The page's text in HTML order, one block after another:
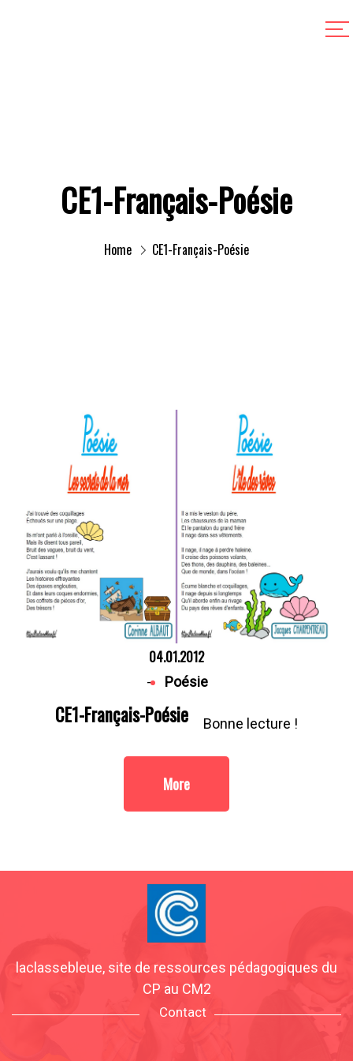
CE1-Français-Poésie
Home CE1-Français-Poésie
04.01.2012
- Poésie
CE1-Français-Poésie Bonne lecture !
More
laclassebleue, site de ressources pédagogiques du
CP au CM2
Contact